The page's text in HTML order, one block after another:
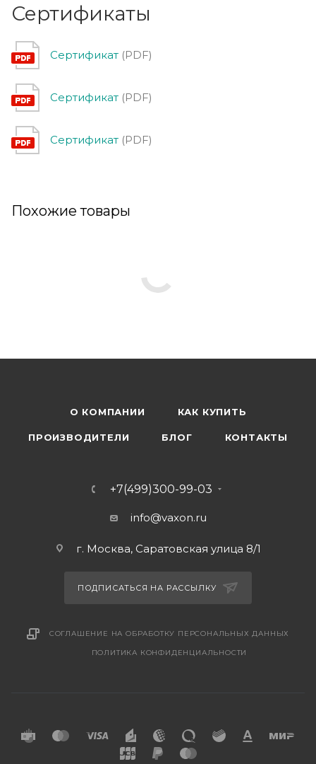
Сертификаты
Сертификат (PDF)
Сертификат (PDF)
Сертификат (PDF)
Похожие товары
О КОМПАНИИ КАК КУПИТЬ
ПРОИЗВОДИТЕЛИ БЛОГ КОНТАКТЫ
+7(499)300-99-03
info@vaxon.ru
г. Москва, Саратовская улица 8/1
ПОДПИСАТЬСЯ НА РАССЫЛКУ
СОГЛАШЕНИЕ НА ОБРАБОТКУ ПЕРСОНАЛЬНЫХ ДАННЫХ
ПОЛИТИКА КОНФИДЕНЦИАЛЬНОСТИ